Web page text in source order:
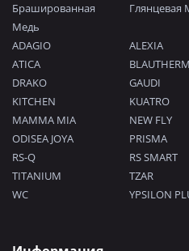
Брашированная
Медь
Глянцевая
ADAGIO
ALEXIA
ATICA
BLAUTHERM
DRAKO
GAUDI
KITCHEN
KUATRO
MAMMA MIA
NEW FLY
ODISEA JOYA
PRISMA
RS-Q
RS SMART
TITANIUM
TZAR
WC
YPSILON